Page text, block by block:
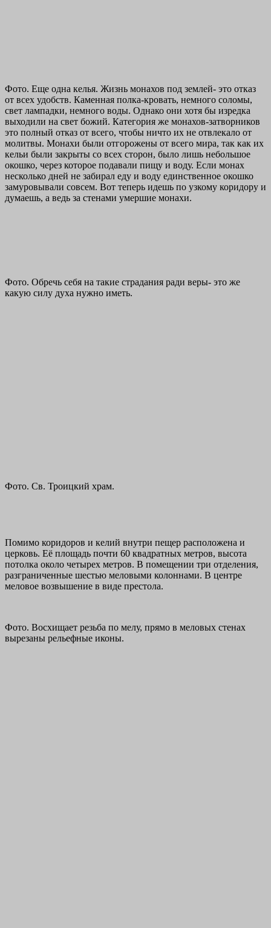
Фото. Еще одна келья. Жизнь монахов под землей- это отказ
от всех удобств. Каменная полка-кровать, немного соломы,
свет лампадки, немного воды. Однако они хотя бы изредка
выходили на свет божий. Категория же монахов-затворников
это полный отказ от всего, чтобы ничто их не отвлекало от
молитвы. Монахи были отгорожены от всего мира, так как их
кельи были закрыты со всех сторон, было лишь небольшое
окошко, через которое подавали пищу и воду. Если монах
несколько дней не забирал еду и воду единственное окошко
замуровывали совсем. Вот теперь идешь по узкому коридору и
думаешь, а ведь за стенами умершие монахи.
Фото. Обречь себя на такие страдания ради веры- это же
какую силу духа нужно иметь.
Фото. Св. Троицкий храм.
Помимо коридоров и келий внутри пещер расположена и
церковь. Её площадь почти 60 квадратных метров, высота
потолка около четырех метров. В помещении три отделения,
разграниченные шестью меловыми колоннами. В центре
меловое возвышение в виде престола.
Фото. Восхищает резьба по мелу, прямо в меловых стенах
вырезаны рельефные иконы.